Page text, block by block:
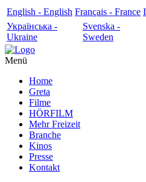
English - English Français - France
Українська -
Ukraine
Svenska -
Sweden
Menü
Home
Greta
Filme
HÖRFILM
Mehr Freizeit
Branche
Kinos
Presse
Kontakt